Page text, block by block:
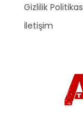
Gizlilik
İletişim